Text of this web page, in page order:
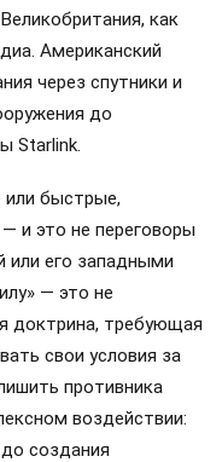
как
Американский
через спутники и
до
Starlink.
или быстрые,
и это не переговоры
или его западными
— это не
доктрина, требующая
свои условия за
противника
воздействии:
создания